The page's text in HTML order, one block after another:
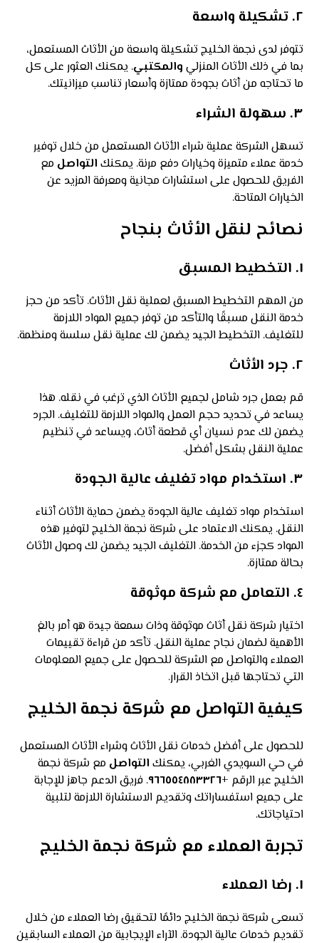
٢. تشكيلة واسعة
تتوفر لدى نجمة الخليج تشكيلة واسعة من الأثاث المستعمل،
بما في ذلك الأثاث المنزلي والمكتبي. يمكنك العثور على كل
ما تحتاجه من أثاث بجودة ممتازة وأسعار تناسب ميزانيتك.
٣. سهولة الشراء
تسهل الشركة عملية شراء الأثاث المستعمل من خلال توفير
خدمة عملاء متميزة وخيارات دفع مرنة. يمكنك التواصل مع
الفريق للحصول على استشارات مجانية ومعرفة المزيد عن
الخيارات المتاحة.
نصائح لنقل الأثاث بنجاح
١. التخطيط المسبق
من المهم التخطيط المسبق لعملية نقل الأثاث. تأكد من حجز
خدمة النقل مسبقًا والتأكد من توفر جميع المواد اللازمة
للتغليف. التخطيط الجيد يضمن لك عملية نقل سلسة ومنظمة.
٢. جرد الأثاث
قم بعمل جرد شامل لجميع الأثاث الذي ترغب في نقله. هذا
يساعد في تحديد حجم العمل والمواد اللازمة للتغليف. الجرد
يضمن لك عدم نسيان أي قطعة أثاث، ويساعد في تنظيم
عملية النقل بشكل أفضل.
٣. استخدام مواد تغليف عالية الجودة
استخدام مواد تغليف عالية الجودة يضمن حماية الأثاث أثناء
النقل. يمكنك الاعتماد على شركة نجمة الخليج لتوفير هذه
المواد كجزء من الخدمة. التغليف الجيد يضمن لك وصول الأثاث
بحالة ممتازة.
٤. التعامل مع شركة موثوقة
اختيار شركة نقل أثاث موثوقة وذات سمعة جيدة هو أمر بالغ
الأهمية لضمان نجاح عملية النقل. تأكد من قراءة تقييمات
العملاء والتواصل مع الشركة للحصول على جميع المعلومات
التي تحتاجها قبل اتخاذ القرار.
كيفية التواصل مع شركة نجمة الخليج
للحصول على أفضل خدمات نقل الأثاث وشراء الأثاث المستعمل
في حي السويدي الغربي، يمكنك التواصل مع شركة نجمة
الخليج عبر الرقم +٩٦٦٥٥٤٨٨٣٣٢٦
. فريق الدعم جاهز للإجابة
على جميع استفساراتك وتقديم الاستشارة اللازمة لتلبية
احتياجاتك.
تجربة العملاء مع شركة نجمة الخليج
١. رضا العملاء
تسعى شركة نجمة الخليج دائمًا لتحقيق رضا العملاء من خلال
تقديم خدمات عالية الجودة. الآراء الإيجابية من العملاء السابقين